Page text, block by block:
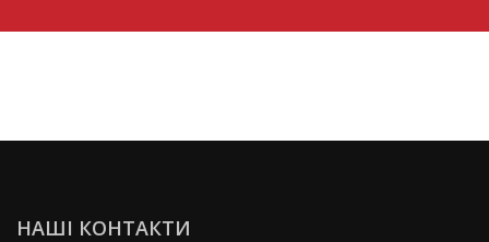
НАШІ КОНТАКТИ